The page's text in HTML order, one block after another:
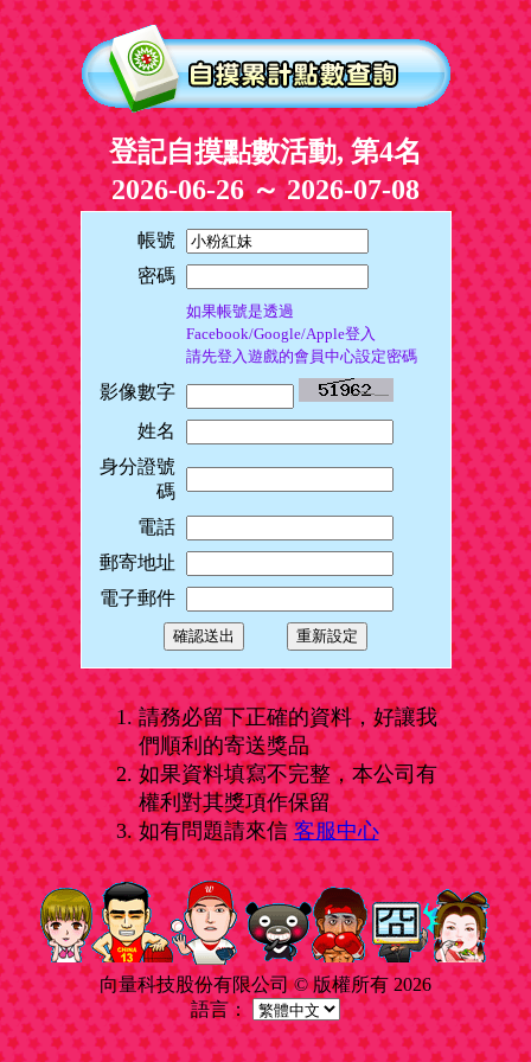
登記自摸點數活動, 第4名
2026-06-26 ～ 2026-07-08
帳號
密碼
如果帳號是透過
Facebook/Google/Apple登入
請先登入遊戲的會員中心設定密碼
影像數字
姓名
身分證號
碼
電話
郵寄地址
電子郵件
請務必留下正確的資料，好讓我
們順利的寄送獎品
如果資料填寫不完整，本公司有
權利對其獎項作保留
如有問題請來信客服中心
向量科技股份有限公司 © 版權所有 2026
語言：